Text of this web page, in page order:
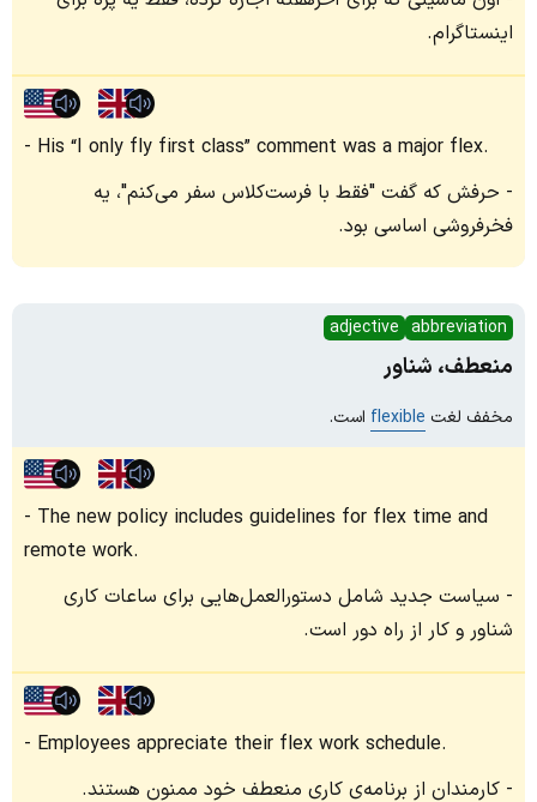
اینستاگرام.
His “I only fly first class” comment was a major flex.
حرفش که گفت "فقط با فرست‌کلاس سفر می‌کنم"، یه
فخرفروشی اساسی بود.
abbreviation
adjective
منعطف، شناور
مخفف لغت flexible است.
The new policy includes guidelines for flex time and
remote work.
سیاست جدید شامل دستورالعمل‌هایی برای ساعات کاری
شناور و کار از راه دور است.
Employees appreciate their flex work schedule.
کارمندان از برنامه‌ی کاری منعطف خود ممنون هستند.